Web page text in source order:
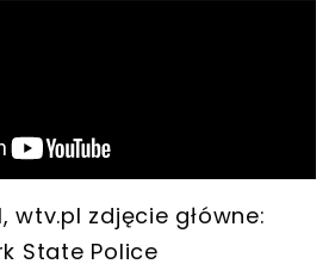
wtv.pl zdjęcie główne:
State Police